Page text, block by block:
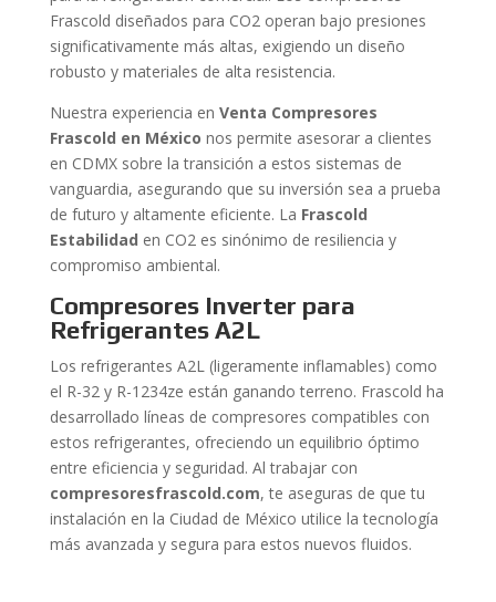
Frascold diseñados para CO2 operan bajo presiones
significativamente más altas, exigiendo un diseño
robusto y materiales de alta resistencia.
Nuestra experiencia en Venta Compresores
Frascold en México nos permite asesorar a clientes
en CDMX sobre la transición a estos sistemas de
vanguardia, asegurando que su inversión sea a prueba
de futuro y altamente eficiente. La Frascold
Estabilidad en CO2 es sinónimo de resiliencia y
compromiso ambiental.
Compresores Inverter para
Refrigerantes A2L
Los refrigerantes A2L (ligeramente inflamables) como
el R-32 y R-1234ze están ganando terreno. Frascold ha
desarrollado líneas de compresores compatibles con
estos refrigerantes, ofreciendo un equilibrio óptimo
entre eficiencia y seguridad. Al trabajar con
compresoresfrascold.com, te aseguras de que tu
instalación en la Ciudad de México utilice la tecnología
más avanzada y segura para estos nuevos fluidos.